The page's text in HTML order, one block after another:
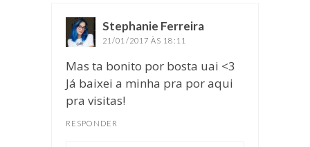
Stephanie Ferreira
21/01/2017 ÀS 18:11
Mas ta bonito por bosta uai <3
Já baixei a minha pra por aqui
pra visitas!
RESPONDER